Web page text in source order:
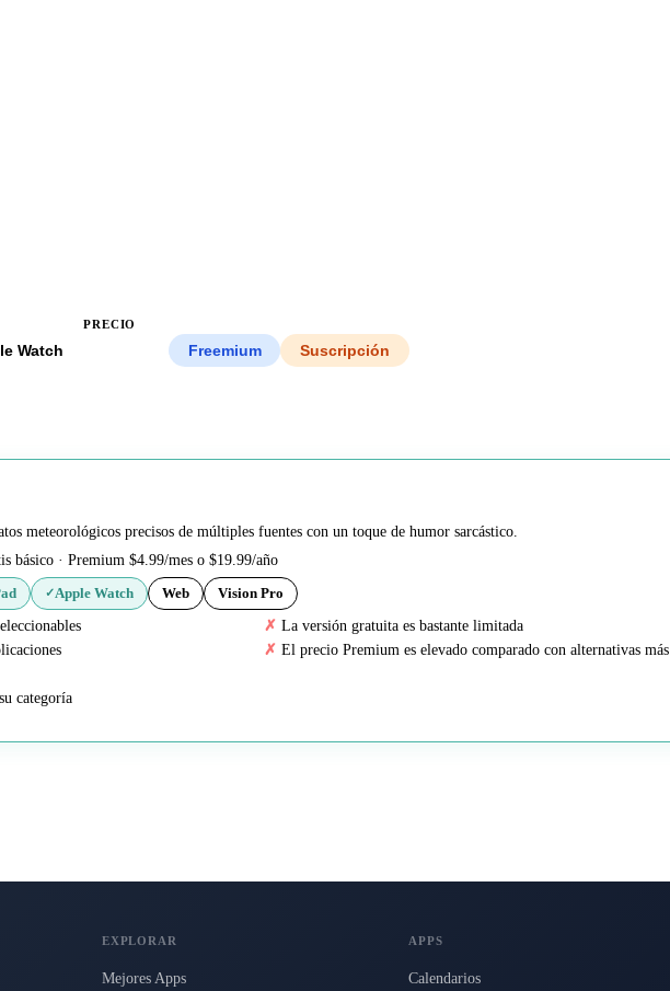
Watch
PRECIO
Freemium Suscripción
meteorológicos precisos de múltiples fuentes con un toque de humor sarcástico.
básico · Premium $4.99/mes o $19.99/año
✓Apple Watch Web Vision Pro
categoría
La versión gratuita es bastante limitada
El precio Premium es elevado comparado con alternativas
EXPLORAR
Mejores Apps
APPS
Calendarios